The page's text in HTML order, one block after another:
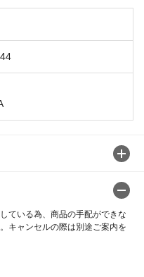
ている為、商品の手配ができな
キャンセルの際は別途ご案内を